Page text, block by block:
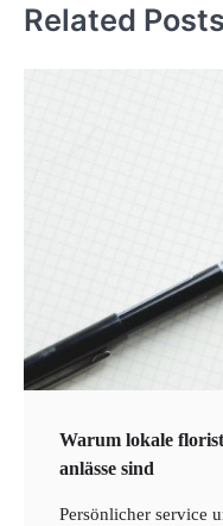
Related Posts
Warum lokale
anlässe sind
Persönlicher service